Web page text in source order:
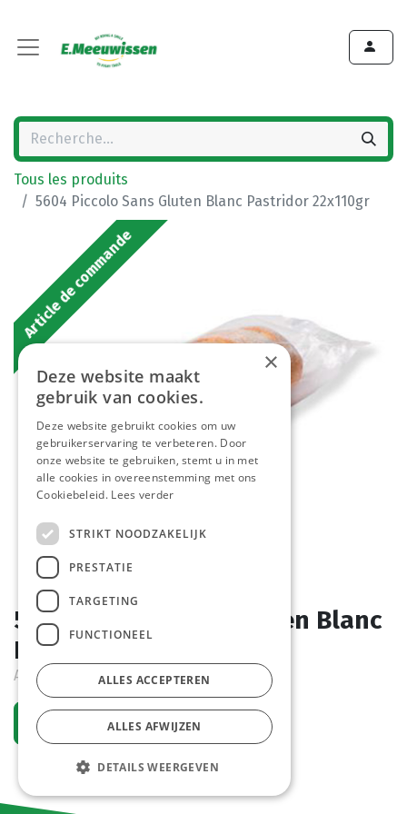
Tous les produits
5604 Piccolo Sans Gluten Blanc Pastridor 22x110gr
Article de commande
5604 Piccolo Sans Gluten Blanc
Pastridor 22x110gr
Article de commande
Demander un compte
×
Deze website maakt
gebruik van cookies.
Deze website gebruikt cookies om uw
gebruikerservaring te verbeteren. Door
onze website te gebruiken, stemt u in met
alle cookies in overeenstemming met ons
Cookiebeleid. Lees verder
STRIKT NOODZAKELIJK
PRESTATIE
TARGETING
FUNCTIONEEL
ALLES ACCEPTEREN
ALLES AFWIJZEN
DETAILS WEERGEVEN